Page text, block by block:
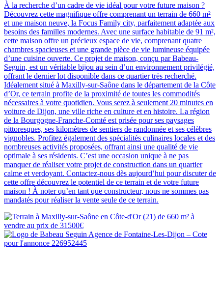
À la recherche d’un cadre de vie idéal pour votre future maison ?
Découvrez cette magnifique offre comprenant un terrain de 660 m²
et une maison neuve, la Focus Family city, parfaitement adaptée aux
besoins des familles modernes. Avec une surface habitable de 91 m²,
cette maison offre un précieux espace de vie, comprenant quatre
chambres spacieuses et une grande pièce de vie lumineuse équipée
d’une cuisine ouverte. Ce projet de maison, conçu par Babeau-
Seguin, est un véritable bijou au sein d’un environnement privilégié,
offrant le dernier lot disponible dans ce quartier très recherché.
Idéalement situé à Maxilly-sur-Saône dans le département de la Côte
d’Or, ce terrain profite de la proximité de toutes les commodités
nécessaires à votre quotidien. Vous serez à seulement 20 minutes en
voiture de Dijon, une ville riche en culture et en histoire. La région
de la Bourgogne-Franche-Comté est prisée pour ses paysages
pittoresques, ses kilomètres de sentiers de randonnée et ses célèbres
vignobles. Profitez également des spécialités culinaires locales et des
nombreuses activités proposées, offrant ainsi une qualité de vie
optimale à ses résidents. C’est une occasion unique à ne pas
manquer de réaliser votre projet de construction dans un quartier
calme et verdoyant. Contactez-nous dès aujourd’hui pour discuter de
cette offre découvrez le potentiel de ce terrain et de votre future
maison ! À noter qu’en tant que constructeur, nous ne sommes pas
mandatés pour réaliser la vente seule de ce terrain.